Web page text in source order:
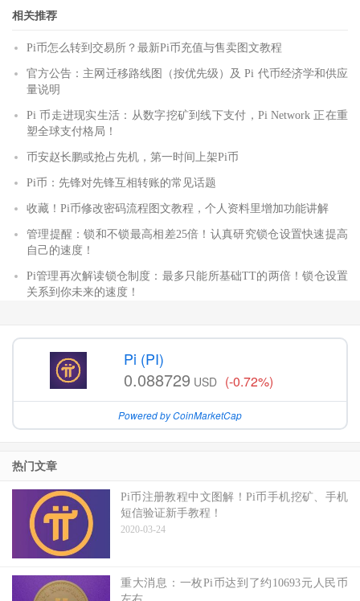
相关推荐
Pi币怎么转到交易所？最新Pi币充值与售卖图文教程
官方公告：主网迁移路线图（按优先级）及 Pi 代币经济学和供应
量说明
Pi 币走进现实生活：从数字挖矿到线下支付，Pi Network 正在重
塑全球支付格局！
币安赵长鹏或抢占先机，第一时间上架Pi币
Pi币：先锋对先锋互相转账的常见话题
收藏！Pi币修改密码流程图文教程，个人资料里增加功能讲解
管理提醒：锁和不锁最高相差25倍！认真研究锁仓设置快速提高
自己的速度！
Pi管理再次解读锁仓制度：最多只能所基础TT的两倍！锁仓设置
关系到你未来的速度！
Pi (PI)
0.088729 USD (-0.72%)
Powered by CoinMarketCap
热门文章
Pi币注册教程中文图解！Pi币手机挖矿、手机
短信验证新手教程！
2020-03-24
重大消息：一枚Pi币达到了约10693元人民币